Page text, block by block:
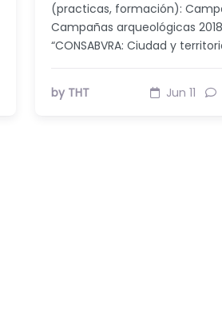
(practicas, formación):
Campañas arqueológicas
“CONSABVRA: Ciudad y
by THT Jun 11